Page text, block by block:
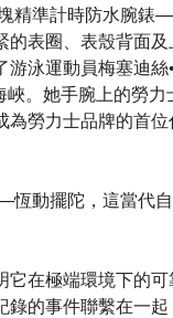
精準計時防水腕錶
的表圈、表殼背面及
泳運動員梅塞迪絲
。她手腕上的勞力
勞力士品牌的首位
恆動擺陀，這當代
它在極端環境下的可
錄的事件聯繫在一起